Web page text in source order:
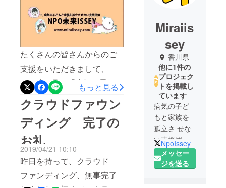
たくさんの皆さんからのご
支援をいただきまして、
2019年6月に「病気の子ど
もと家族を孤立させない支
援団体 未来ISSEY」の
ホームページを公開するこ
とができました。経験者の
声、香川県の助成金・補助
金の情報や、支援団体の紹
介、オリヒメの貸出し情報
もっと見る
クラウドファウン
ディング 完了の
お礼
2019/04/21 10:10
昨日を持って、クラウド
ファンディング、無事完了
Miraiis
sey
香川県
他に1件の
プロジェク
トを掲載し
ています
病気の子ど
もと家族を
孤立さ せな
い支援団体
「未来
ISSEY」
NpoIssey
メッセー
ジを送る